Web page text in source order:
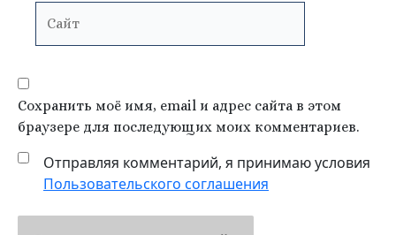
Сохранить моё имя, email и адрес сайта в этом
браузере для последующих моих комментариев.
Отправляя комментарий, я принимаю условия
Пользовательского соглашения